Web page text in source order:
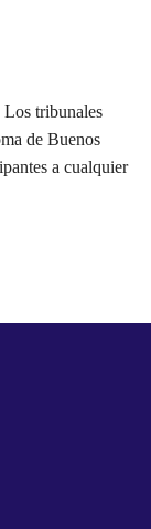
tribunales
de Buenos
a cualquier